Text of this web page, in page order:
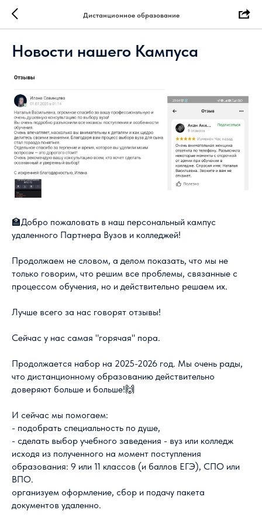
Дистанционное образование
Новости нашего Кампуса
🏫Добро пожаловать в наш персональный кампус
удаленного Партнера Вузов и колледжей!
Продолжаем не словом, а делом показать, что мы не
только говорим, что решим все проблемы, связанные с
процессом обучения, но и действительно решаем их.
Лучше всего за нас говорят отзывы!
Сейчас у нас самая "горячая" пора.
Продолжается набор на 2025-2026 год. Мы очень рады,
что дистанционному образованию действительно
доверяют больше и больше!🙌
И сейчас мы помогаем:
- подобрать специальность по душе,
- сделать выбор учебного заведения - вуз или колледж
исходя из полученного на момент поступления
образования: 9 или 11 классов (и баллов ЕГЭ), СПО или
ВПО.
организуем оформление, сбор и подачу пакета
документов удаленно.